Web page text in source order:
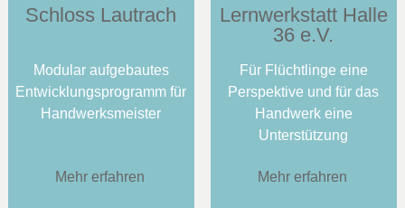
Schloss Lautrach
Modular aufgebautes
Entwicklungsprogramm für
Handwerksmeister
Mehr erfahren
Lernwerkstatt Halle
36 e.V.
Für Flüchtlinge eine
Perspektive und für das
Handwerk eine
Unterstützung
Mehr erfahren